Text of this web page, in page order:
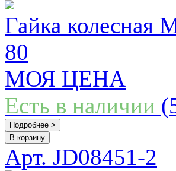
Гайка
80
МОЯ ЦЕНА
Есть в наличии
Подробнее >
В корзину
Арт. JD08451-2